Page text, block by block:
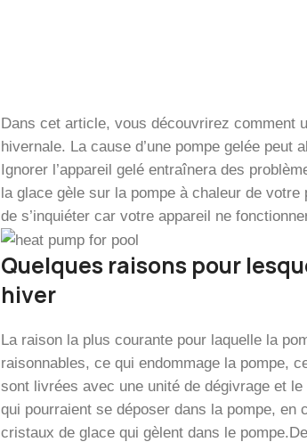
Dans cet article, vous découvrirez comment
hivernale. La cause d’une pompe gelée peut
Ignorer l’appareil gelé entraînera des
la glace gèle sur la pompe à chaleur de
de s’inquiéter car votre appareil ne
Quelques raisons pour
hiver
La raison la plus courante pour laquelle la
raisonnables, ce qui endommage la pompe,
sont livrées avec une unité de dégivrage et
qui pourraient se déposer dans la pompe, en
cristaux de glace qui gèlent dans le